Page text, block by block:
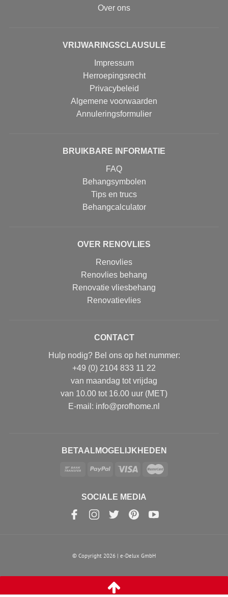
Over ons
VRIJWARINGSCLAUSULE
Impressum
Herroepingsrecht
Privacybeleid
Algemene voorwaarden
Annuleringsformulier
BRUIKBARE INFORMATIE
FAQ
Behangsymbolen
Tips en trucs
Behangcalculator
OVER RENOVLIES
Renovlies
Renovlies behang
Renovatie vliesbehang
Renovatievlies
CONTACT
Hulp nodig? Bel ons op het nummer:
+49 (0) 2104 833 11 22
van maandag tot vrijdag
van 10.00 tot 16.00 uur (MET)
E-mail: info@profhome.nl
BETAALMOGELIJKHEDEN
SOCIALE MEDIA
© Copyright 2026 | e-Delux GmbH